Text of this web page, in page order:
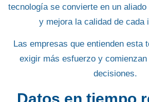
tecnología se convierte en un
y mejora la calidad de cada
Las empresas que entienden esta
exigir más esfuerzo y
decisiones.
Datos en tiempo